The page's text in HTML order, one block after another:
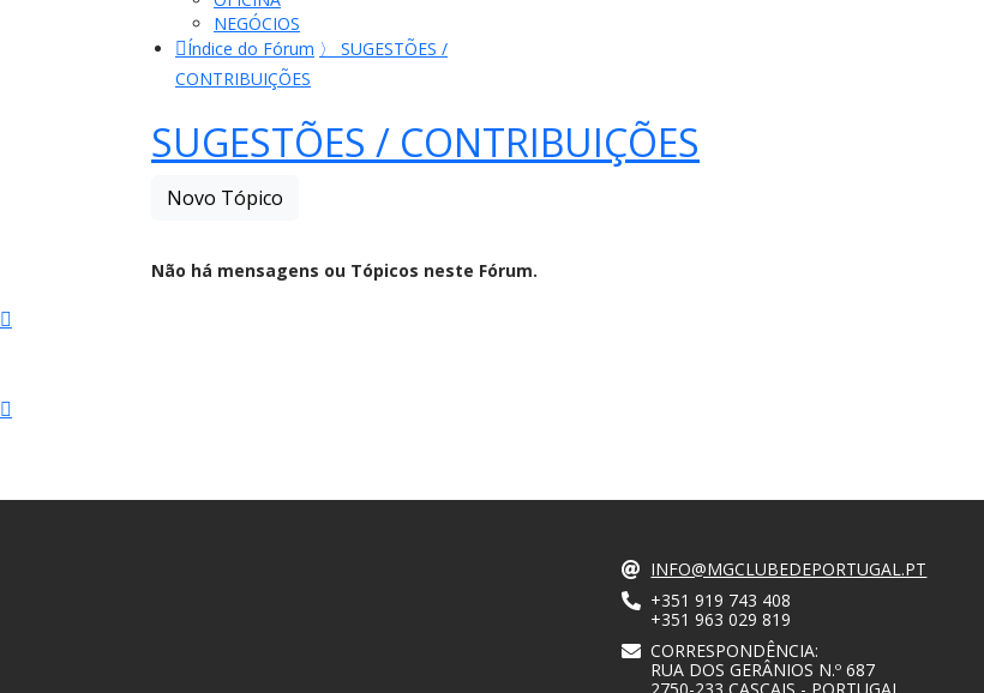
NEGÓCIOS
Índice do Fórum 〉
SUGESTÕES /
CONTRIBUIÇÕES
SUGESTÕES / CONTRIBUIÇÕES
Novo Tópico
Não há mensagens ou Tópicos neste Fórum.
INFO@MGCLUBEDEPORTUGAL.PT
+351 919 743 408
+351 963 029 819
CORRESPONDÊNCIA:
RUA DOS GERÂNIOS N.º 687